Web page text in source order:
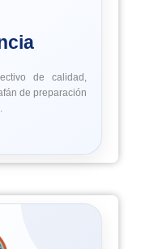
de calidad,
de preparación